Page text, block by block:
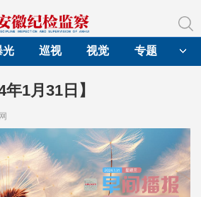
光 巡视 视觉 专题
1月31日】